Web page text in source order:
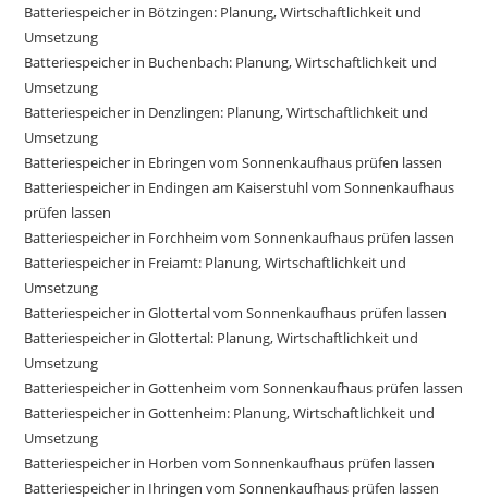
Batteriespeicher in Bötzingen: Planung, Wirtschaftlichkeit und
Umsetzung
Batteriespeicher in Buchenbach: Planung, Wirtschaftlichkeit und
Umsetzung
Batteriespeicher in Denzlingen: Planung, Wirtschaftlichkeit und
Umsetzung
Batteriespeicher in Ebringen vom Sonnenkaufhaus prüfen lassen
Batteriespeicher in Endingen am Kaiserstuhl vom Sonnenkaufhaus
prüfen lassen
Batteriespeicher in Forchheim vom Sonnenkaufhaus prüfen lassen
Batteriespeicher in Freiamt: Planung, Wirtschaftlichkeit und
Umsetzung
Batteriespeicher in Glottertal vom Sonnenkaufhaus prüfen lassen
Batteriespeicher in Glottertal: Planung, Wirtschaftlichkeit und
Umsetzung
Batteriespeicher in Gottenheim vom Sonnenkaufhaus prüfen lassen
Batteriespeicher in Gottenheim: Planung, Wirtschaftlichkeit und
Umsetzung
Batteriespeicher in Horben vom Sonnenkaufhaus prüfen lassen
Batteriespeicher in Ihringen vom Sonnenkaufhaus prüfen lassen